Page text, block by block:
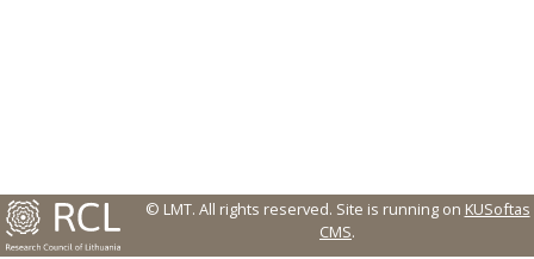
© LMT. All rights reserved. Site is running on KUSoftas
CMS.